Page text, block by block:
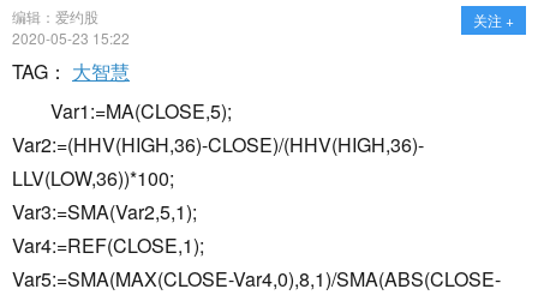
编辑：爱约股
2020-05-23 15:22
关注 +
TAG： 大智慧
Var1:=MA(CLOSE,5);
Var2:=(HHV(HIGH,36)-CLOSE)/(HHV(HIGH,36)-
LLV(LOW,36))*100;
Var3:=SMA(Var2,5,1);
Var4:=REF(CLOSE,1);
Var5:=SMA(MAX(CLOSE-Var4,0),8,1)/SMA(ABS(CLOSE-